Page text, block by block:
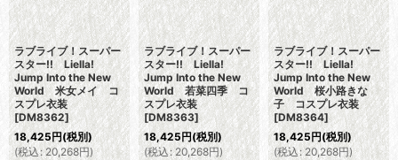
ラブライブ！スーパー
スター!! Liella!
Jump Into the New
World 米女メイ コ
スプレ衣装
[DM8362]
18,425円(税別)
(税込: 20,268円)
ラブライブ！スーパー
スター!! Liella!
Jump Into the New
World 若菜四季 コ
スプレ衣装
[DM8363]
18,425円(税別)
(税込: 20,268円)
ラブライブ！スーパー
スター!! Liella!
Jump Into the New
World 桜小路きな
子 コスプレ衣装
[DM8364]
18,425円(税別)
(税込: 20,268円)